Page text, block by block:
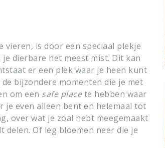
vieren, is door een speciaal plekje
dierbare het meest mist. Dit kan
er een plek waar je heen kunt
bijzondere momenten die je met
om een safe placete hebben waar
je even alleen bent en helemaal tot
over wat je zoal hebt meegemaakt
delen. Of leg bloemen neer die je